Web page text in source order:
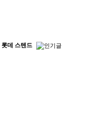
롯데 스텐드